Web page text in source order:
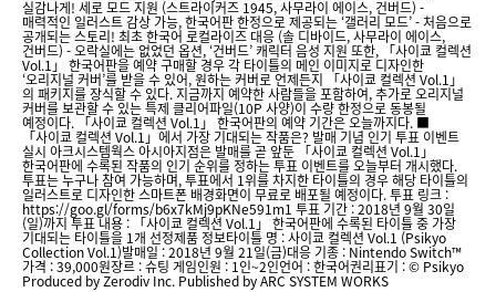
실감나게! 세로 모드 지원 (스트라이커즈 1945, 사무라이 에이스, 건버드) -
매력적인 일러스트 감상 가능, 한국어판 한정으로 제공되는 ‘갤러리 모드’ - 처음으로
공개되는 스토리! 최초 한국어 로컬라이즈 대응 (솔 디바이드, 사무라이 에이스,
건버드) - 오락실에는 없었던 옵션, ‘건버드’ 캐릭터 음성 지원 또한, 「사이쿄 컬렉션
Vol.1」 한국어판을 예약 구매할 경우 각 타이틀의 메인 이미지로 디자인한
‘오리지널 커버’를 받을 수 있어, 원하는 커버로 언제든지 「사이쿄 컬렉션 Vol.1」
의 패키지를 장식할 수 있다. 지금까지 예약한 사람들을 포함하여, 추가로 오리지널
커버를 보관할 수 있는 특제 클리어파일(10P 사양)이 수량 한정으로 동봉될
예정이다. 「사이쿄 컬렉션 Vol.1」 한국어판의 예약 기간은 오늘까지다. ■
「사이쿄 컬렉션 Vol.1」에서 가장 기대되는 작품은? 발매 기념 인기 투표 이벤트
실시 아크시스템웍스 아시아지점은 발매를 곧 앞둔 「사이쿄 컬렉션 Vol.1」
한국어판에 수록된 작품의 인기 순위를 정하는 투표 이벤트를 오늘부터 개시했다.
투표는 누구나 참여 가능하며, 투표에서 1위를 차지한 타이틀의 경우 해당 타이틀의
일러스트로 디자인한 스마트폰 배경화면이 무료로 배포될 예정이다. 투표 링크 :
https://goo.gl/forms/b6x7kMj9pKNe591m1 투표 기간 : 2018년 9월 30일
(일)까지 투표 내용 : 「사이쿄 컬렉션 Vol.1」 한국어판에 수록된 타이틀 중 가장
기대되는 타이틀을 1개 선정제품 정보타이틀 명 : 사이쿄 컬렉션 Vol.1 (Psikyo
Collection Vol.1)발매일 : 2018년 9월 21일(금)대응 기종 : Nintendo Switch™
가격 : 39,000원장르 : 슈팅 게임인원 : 1인~2인언어 : 한국어권리표기 : © Psikyo
Produced by Zerodiv Inc. Published by ARC SYSTEM WORKS